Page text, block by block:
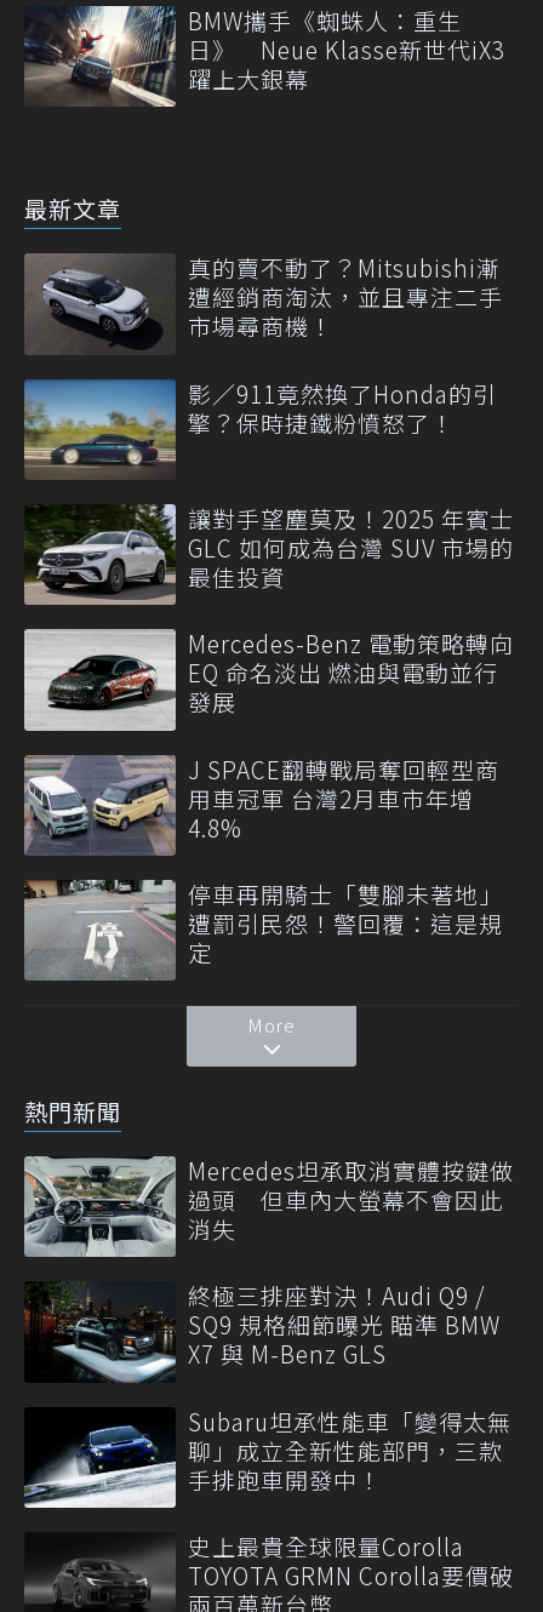
BMW攜手《蜘蛛人：重生
日》 Neue Klasse新世代iX3
躍上大銀幕
最新文章
真的賣不動了？Mitsubishi漸
遭經銷商淘汰，並且專注二手
市場尋商機！
影／911竟然換了Honda的引
擎？保時捷鐵粉憤怒了！
讓對手望塵莫及！2025 年賓士
GLC 如何成為台灣 SUV 市場的
最佳投資
Mercedes-Benz 電動策略轉向
EQ 命名淡出 燃油與電動並行
發展
J SPACE翻轉戰局奪回輕型商
用車冠軍 台灣2月車市年增
4.8%
停車再開騎士「雙腳未著地」
遭罰引民怨！警回覆：這是規
定
More
熱門新聞
Mercedes坦承取消實體按鍵做
過頭 但車內大螢幕不會因此
消失
終極三排座對決！Audi Q9 /
SQ9 規格細節曝光 瞄準 BMW
X7 與 M-Benz GLS
Subaru坦承性能車「變得太無
聊」成立全新性能部門，三款
手排跑車開發中！
史上最貴全球限量Corolla
TOYOTA GRMN Corolla要價破
兩百萬新台幣